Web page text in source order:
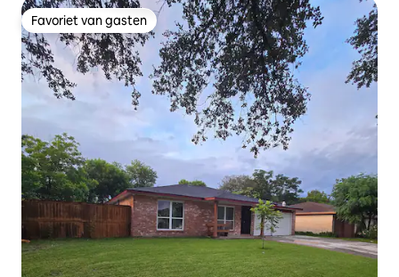
Favoriet van gasten
Favoriet van gasten